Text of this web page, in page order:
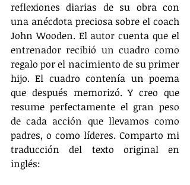
reflexiones diarias de su obra con
una anécdota preciosa sobre el coach
John Wooden. El autor cuenta que el
entrenador recibió un cuadro como
regalo por el nacimiento de su primer
hijo. El cuadro contenía un poema
que después memorizó. Y creo que
resume perfectamente el gran peso
de cada acción que llevamos como
padres, o como líderes. Comparto mi
traducción del texto original en
inglés: